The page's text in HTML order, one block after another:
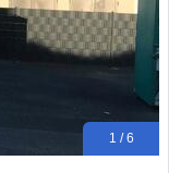
1 / 6